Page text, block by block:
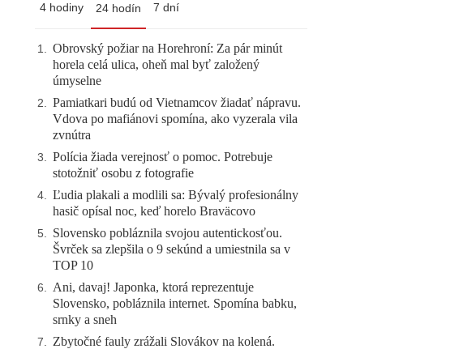
4 hodiny 24 hodín 7 dní
1. Obrovský požiar na Horehroní: Za pár minút
horela celá ulica, oheň mal byť založený
úmyselne
2. Pamiatkari budú od Vietnamcov žiadať nápravu.
Vdova po mafiánovi spomína, ako vyzerala vila
zvnútra
3. Polícia žiada verejnosť o pomoc. Potrebuje
stotožniť osobu z fotografie
4. Ľudia plakali a modlili sa: Bývalý profesionálny
hasič opísal noc, keď horelo Braväcovo
5. Slovensko pobláznila svojou autentickosťou.
Švrček sa zlepšila o 9 sekúnd a umiestnila sa v
TOP 10
6. Ani, davaj! Japonka, ktorá reprezentuje
Slovensko, pobláznila internet. Spomína babku,
srnky a sneh
7. Zbytočné fauly zrážali Slovákov na kolená.